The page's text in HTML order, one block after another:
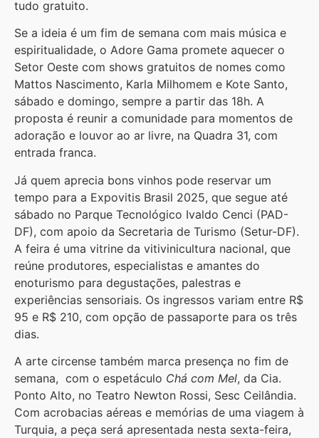
tudo gratuito.
Se a ideia é um fim de semana com mais música e
espiritualidade, o Adore Gama promete aquecer o
Setor Oeste com shows gratuitos de nomes como
Mattos Nascimento, Karla Milhomem e Kote Santo,
sábado e domingo, sempre a partir das 18h. A
proposta é reunir a comunidade para momentos de
adoração e louvor ao ar livre, na Quadra 31, com
entrada franca.
Já quem aprecia bons vinhos pode reservar um
tempo para a Expovitis Brasil 2025, que segue até
sábado no Parque Tecnológico Ivaldo Cenci (PAD-
DF), com apoio da Secretaria de Turismo (Setur-DF).
A feira é uma vitrine da vitivinicultura nacional, que
reúne produtores, especialistas e amantes do
enoturismo para degustações, palestras e
experiências sensoriais. Os ingressos variam entre R$
95 e R$ 210, com opção de passaporte para os três
dias.
A arte circense também marca presença no fim de
semana, com o espetáculo Chá com Mel, da Cia.
Ponto Alto, no Teatro Newton Rossi, Sesc Ceilândia.
Com acrobacias aéreas e memórias de uma viagem à
Turquia, a peça será apresentada nesta sexta-feira,